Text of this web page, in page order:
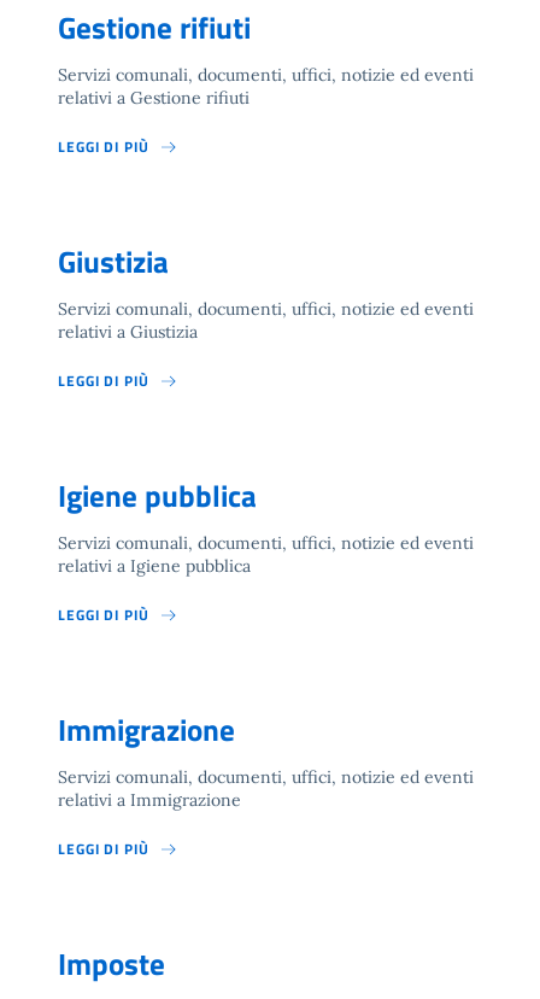
Gestione rifiuti
Servizi comunali, documenti, uffici, notizie ed eventi
relativi a Gestione rifiuti
LEGGI DI PIÙ
Giustizia
Servizi comunali, documenti, uffici, notizie ed eventi
relativi a Giustizia
LEGGI DI PIÙ
Igiene pubblica
Servizi comunali, documenti, uffici, notizie ed eventi
relativi a Igiene pubblica
LEGGI DI PIÙ
Immigrazione
Servizi comunali, documenti, uffici, notizie ed eventi
relativi a Immigrazione
LEGGI DI PIÙ
Imposte